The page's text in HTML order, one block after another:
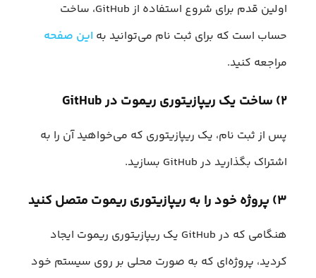
اولین قدم برای شروع استفاده از GitHub، ساخت
حساب است که برای ثبت نام می‌توانید به این صفحه
مراجعه کنید.
۲) ساخت یک ریپازیتوری ریموت در GitHub
پس از ثبت نام، یک ریپازیتوری که می‌خواهید آن را به
اشتراک بگذارید در GitHub بسازید.
۳) پروژه خود را به ریپازیتوری ریموت متصل کنید
هنگامی که در GitHub یک ریپازیتوری ریموت ایجاد
کردید، پروژه‌ای که به صورت محلی بر روی سیستم خود